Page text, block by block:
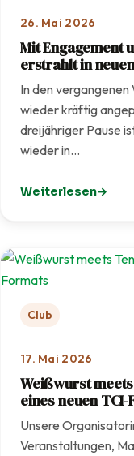
26. Mai 2026
Mit Engagement
erstrahlt in
In den
wieder kräftig
dreijähriger Pause
wieder in…
Weiterlesen
: Mit Engagement
Club
17. Mai 2026
Weißwurst
eines neuen
Unsere
Veranstaltungen,